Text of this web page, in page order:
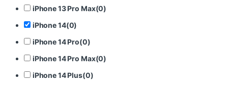
iPhone 13 Pro Max(0)
iPhone 14(0)
iPhone 14 Pro(0)
iPhone 14 Pro Max(0)
iPhone 14 Plus(0)